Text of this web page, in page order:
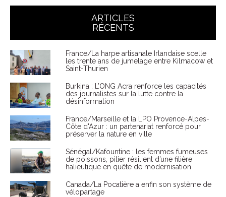
ARTICLES
RÉCENTS
France/La harpe artisanale Irlandaise scelle
les trente ans de jumelage entre Kilmacow et
Saint-Thurien
Burkina : L’ONG Acra renforce les capacités
des journalistes sur la lutte contre la
désinformation
France/Marseille et la LPO Provence-Alpes-
Côte d'Azur : un partenariat renforcé pour
préserver la nature en ville
Sénégal/Kafountine : les femmes fumeuses
de poissons, pilier résilient d’une filière
halieutique en quête de modernisation
Canada/La Pocatière a enfin son système de
vélopartage